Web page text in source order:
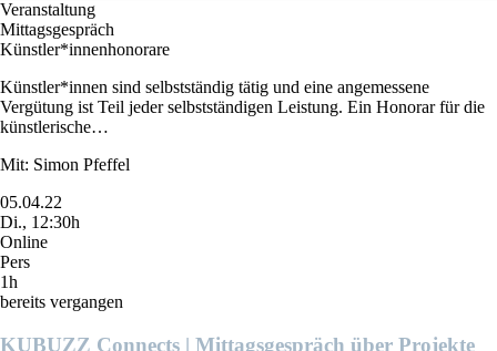
Veranstaltung
Mittagsgespräch
Künstler*innenhonorare
Künstler*innen sind selbstständig tätig und eine angemessene
Vergütung ist Teil jeder selbstständigen Leistung. Ein Honorar für die
künstlerische…
Mit: Simon Pfeffel
05.04.22
Di., 12:30h
Online
Pers
1h
bereits vergangen
KUBUZZ Connects | Mittagsgespräch über Projekte